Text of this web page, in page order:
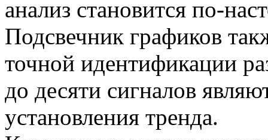
анализ становится по-
Подсвечник графиков
точной идентификации
до десяти сигналов
установления тренда.